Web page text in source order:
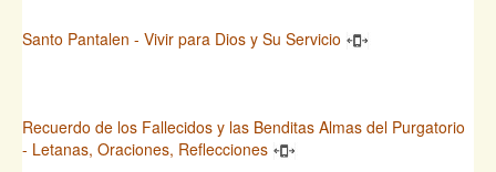
Santo Pantalen - Vivir para Dios y Su Servicio
Recuerdo de los Fallecidos y las Benditas Almas del Purgatorio
- Letanas, Oraciones, Reflecciones